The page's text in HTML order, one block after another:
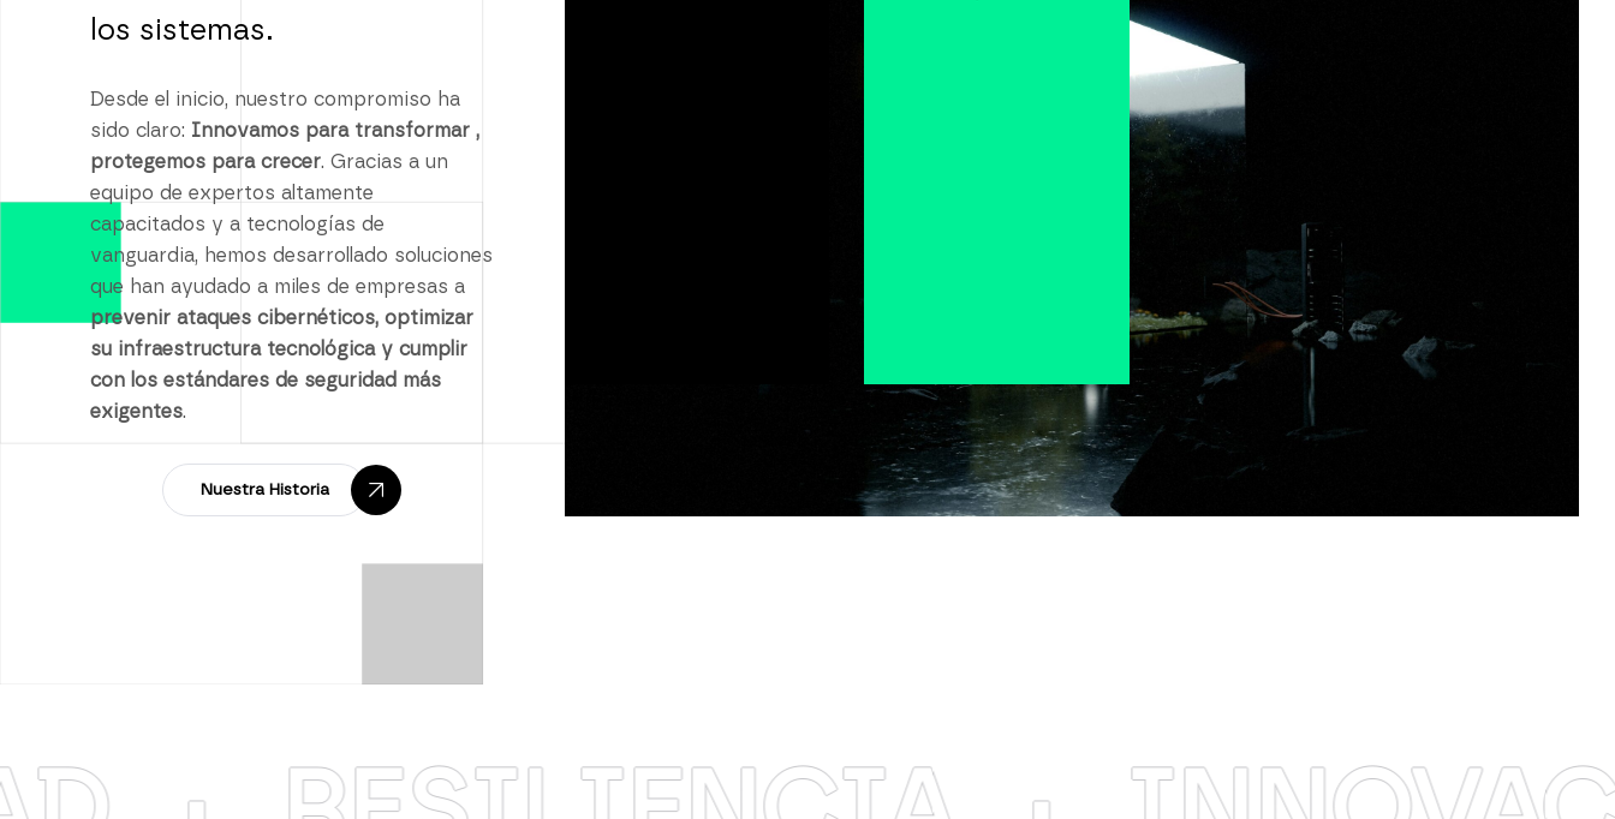
los sistemas.
Desde el inicio, nuestro compromiso ha
sido claro: Innovamos para transformar ,
protegemos para crecer. Gracias a un
equipo de expertos altamente
capacitados y a tecnologías de
vanguardia, hemos desarrollado soluciones
que han ayudado a miles de empresas a
prevenir ataques cibernéticos, optimizar
su infraestructura tecnológica y cumplir
con los estándares de seguridad más
exigentes.
Nuestra Historia